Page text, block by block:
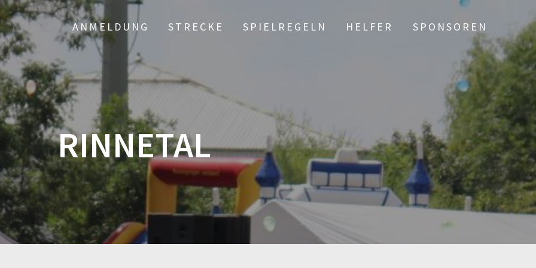
ANMELDUNG STRECKE SPIELREGELN HELFER SPONSOREN
RINNETAL